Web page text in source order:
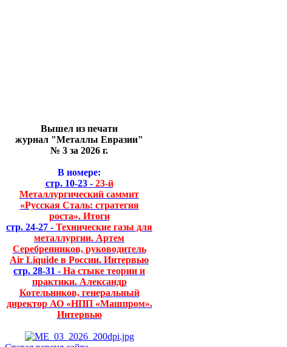
Вышел из печати
журнал "Металлы Евразии"
№ 3 за 2026 г.
В номере:
стр. 10-23 -23-й
Металлургический саммит
«Русская Сталь: стратегия
роста». Итоги
стр. 24-27 - Технические газы для
металлургии. Артем
Серебренников, руководитель
Air Liquide в России. Интервью
стр. 28-31 - На стыке теории и
практики. Александр
Котельников, генеральный
директор АО «НПП «Машпром».
Интервью